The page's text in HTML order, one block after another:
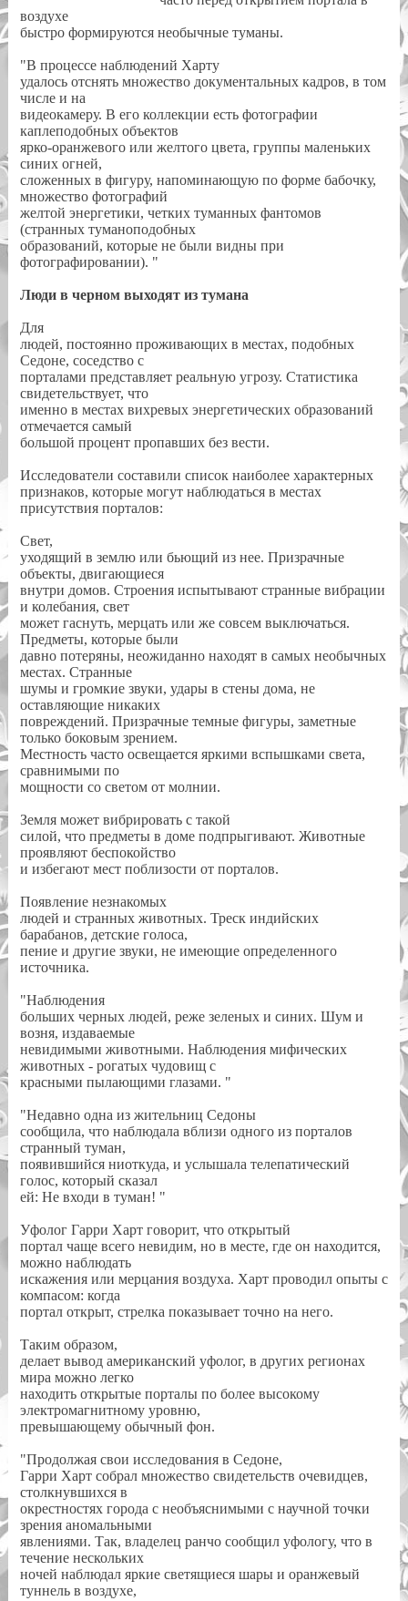
воздухе
быстро формируются необычные туманы.
"В процессе наблюдений Харту
удалось отснять множество документальных кадров, в том
числе и на
видеокамеру. В его коллекции есть фотографии
каплеподобных объектов
ярко-оранжевого или желтого цвета, группы маленьких
синих огней,
сложенных в фигуру, напоминающую по форме бабочку,
множество фотографий
желтой энергетики, четких туманных фантомов
(странных туманоподобных
образований, которые не были видны при
фотографировании). "
Люди в черном выходят из тумана
Для
людей, постоянно проживающих в местах, подобных
Седоне, соседство с
порталами представляет реальную угрозу. Статистика
свидетельствует, что
именно в местах вихревых энергетических образований
отмечается самый
большой процент пропавших без вести.
Исследователи составили список наиболее характерных
признаков, которые могут наблюдаться в местах
присутствия порталов:
Свет,
уходящий в землю или бьющий из нее. Призрачные
объекты, двигающиеся
внутри домов. Строения испытывают странные вибрации
и колебания, свет
может гаснуть, мерцать или же совсем выключаться.
Предметы, которые были
давно потеряны, неожиданно находят в самых необычных
местах. Странные
шумы и громкие звуки, удары в стены дома, не
оставляющие никаких
повреждений. Призрачные темные фигуры, заметные
только боковым зрением.
Местность часто освещается яркими вспышками света,
сравнимыми по
мощности со светом от молнии.
Земля может вибрировать с такой
силой, что предметы в доме подпрыгивают. Животные
проявляют беспокойство
и избегают мест поблизости от порталов.
Появление незнакомых
людей и странных животных. Треск индийских
барабанов, детские голоса,
пение и другие звуки, не имеющие определенного
источника.
"Наблюдения
больших черных людей, реже зеленых и синих. Шум и
возня, издаваемые
невидимыми животными. Наблюдения мифических
животных - рогатых чудовищ с
красными пылающими глазами. "
"Недавно одна из жительниц Седоны
сообщила, что наблюдала вблизи одного из порталов
странный туман,
появившийся ниоткуда, и услышала телепатический
голос, который сказал
ей: Не входи в туман! "
Уфолог Гарри Харт говорит, что открытый
портал чаще всего невидим, но в месте, где он находится,
можно наблюдать
искажения или мерцания воздуха. Харт проводил опыты с
компасом: когда
портал открыт, стрелка показывает точно на него.
Таким образом,
делает вывод американский уфолог, в других регионах
мира можно легко
находить открытые порталы по более высокому
электромагнитному уровню,
превышающему обычный фон.
"Продолжая свои исследования в Седоне,
Гарри Харт собрал множество свидетельств очевидцев,
столкнувшихся в
окрестностях города с необъяснимыми с научной точки
зрения аномальными
явлениями. Так, владелец ранчо сообщил уфологу, что в
течение нескольких
ночей наблюдал яркие светящиеся шары и оранжевый
туннель в воздухе,